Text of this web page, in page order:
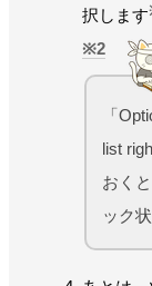
択します
2
「
list
おく
ック